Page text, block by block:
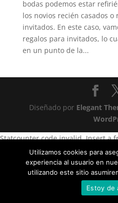
bodas podemos estar
los novios recién casados
invitados. En este caso,
regalos para invitados, lo
en un punto de la...
Diseñado por Elegant
Statcounter code invalid. Insert a
Utilizamos cookies para
experiencia al usuario en
utilizando este sitio
Estoy de